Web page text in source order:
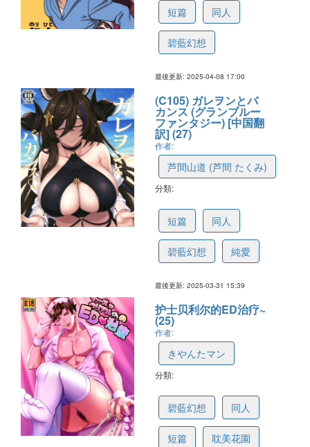
短篇 同人
碧藍幻想
最後更新: 2025-04-08 17:00
(C105) ガレヲンとバ
カンス (グランブルー
ファンタジー) [中国翻
訳] (27)
作者:
芦間山道 (芦間 たくみ)
分類:
短篇 同人
碧藍幻想 純愛
最後更新: 2025-03-31 15:39
护士贝利尔的ED治疗~
(25)
作者:
きやんたマン
分類:
碧藍幻想 同人
短篇 耽美花園